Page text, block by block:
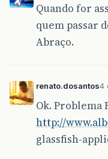
Quando for
quem passar
Abraço.
renato.dosantos4
Ok. Problema
http://
glassfish-